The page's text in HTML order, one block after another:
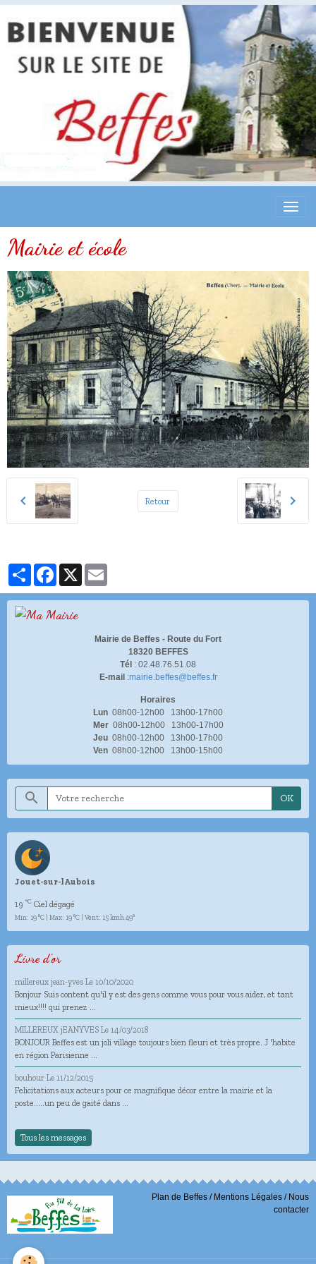
Mairie et école
Retour
PartagerFacebookX
Mairie de Beffes - Route du Fort
18320 BEFFES
Tél : 02.48.76.51.08
E-mail :mairie.beffes@beffes.fr
Horaires
Lun 08h00-12h00 13h00-17h00
Mer 08h00-12h00 13h00-17h00
Jeu 08h00-12h00 13h00-17h00
Ven 08h00-12h00 13h00-15h00
OK
Jouet-sur-lAubois
19 °C Ciel dégagé
Min: 19 °C | Max: 19 °C | Vent: 15 kmh 49°
Livre d'or
millereux jean-yves Le 10/10/2020
Bonjour Suis content qu'il y est des gens comme vous pour vous aider, et tant
mieux!!!! qui prenez ...
MILLEREUX jEANYVES Le 14/03/2018
BONJOUR Beffes est un joli village toujours bien fleuri et très propre. J 'habite
en région Parisienne ...
bouhour Le 11/12/2015
Felicitations aux acteurs pour ce magnifique décor entre la mairie et la
poste.....un peu de gaité dans ...
Tous les messages
Plan de Beffes / Mentions Légales / Nous
contacter